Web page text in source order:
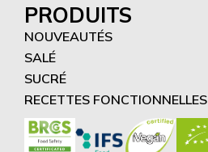
PRODUITS
NOUVEAUTÉS
SALÉ
SUCRÉ
RECETTES FONCTIONNELLES